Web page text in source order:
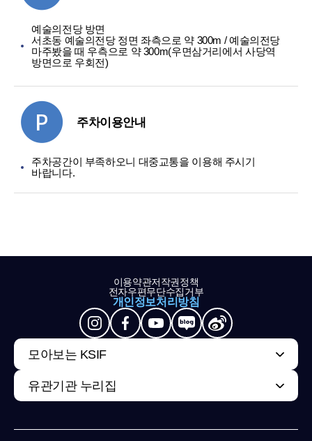
예술의전당 방면
서초동 예술의전당 정면 좌측으로 약 300m / 예술의전당
마주봤을 때 우측으로 약 300m(우면삼거리에서 사당역
방면으로 우회전)
주차이용안내
주차공간이 부족하오니 대중교통을 이용해 주시기
바랍니다.
이용약관저작권정책
전자우편무단수집거부
개인정보처리방침
모아보는 KSIF
유관기관 누리집